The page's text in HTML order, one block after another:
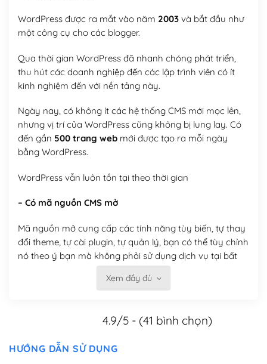
WordPress được ra mắt vào năm 2003và bắt đầu như
một công cụ cho các blogger.
Qua thời gian WordPress đã nhanh chóng phát triển,
thu hút các doanh nghiệp đến các lập trình viên có ít
kinh nghiệm đến với nền tảng này.
Ngày nay, có không ít các hệ thống CMS mới mọc lên,
nhưng vị trí của WordPress cũng không bị lung lay. Có
đến gần 500 trang webmới được tạo ra mỗi ngày
bằng WordPress.
WordPress vẫn luôn tồn tại theo thời gian
– Có mã nguồn CMS mở
Mã nguồn mở cung cấp các tính năng tùy biến, tự thay
đổi theme, tự cài plugin, tự quản lý, bạn có thể tùy chỉnh
nó theo ý bạn mà không phải sử dụng dịch vụ tại bất
Xem đầy đủ
4.9/5 - (41 bình chọn)
HƯỚNG DẪN SỬ DỤNG